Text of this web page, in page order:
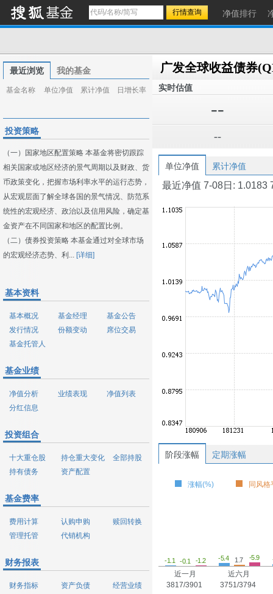
净值排行
最近浏览 我的基金
基金名称 单位净值 累计净值 日增长率
投资策略
（一）国家地区配置策略 本基金将密切跟踪
相关国家或地区经济的景气周期以及财政、货
币政策变化，把握市场利率水平的运行态势，
从宏观层面了解全球各国的景气情况、防范系
统性的宏观经济、政治以及信用风险，确定基
金资产在不同国家和地区的配置比例。
（二）债券投资策略 本基金通过对全球市场
的宏观经济态势、利... [详细]
基本资料
基本概况 基金经理
基金公告
发行情况
份额变动
席位交易
基金托管人
基金业绩
净值分析 业绩表现
净值列表
分红信息
投资组合
十大重仓股 持仓重大变化
全部持股
持有债务
资产配置
基金费率
费用计算 认购申购
赎回转换
管理托管
代销机构
财务报表
财务指标 资产负债
经营业绩
实时估值
--
--
单位净值 累计净值
最近净值 7-08日: 1.0183
阶段涨幅 定期涨幅
涨幅(%) 同风格
-1.1 -0.1 -1.2
近一月
3817/3901
-5.4 1.7 -5.9
近六月
3751/3794